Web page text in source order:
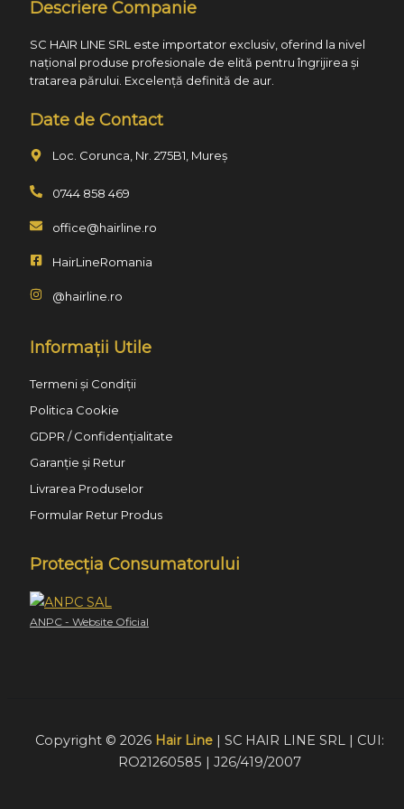
Descriere Companie
SC HAIR LINE SRL este importator exclusiv, oferind la nivel
național produse profesionale de elită pentru îngrijirea și
tratarea părului. Excelență definită de aur.
Date de Contact
Loc. Corunca, Nr. 275B1, Mureș
0744 858 469
office@hairline.ro
HairLineRomania
@hairline.ro
Informații Utile
Termeni și Condiții
Politica Cookie
GDPR / Confidențialitate
Garanție și Retur
Livrarea Produselor
Formular Retur Produs
Protecția Consumatorului
ANPC - Website Oficial
Copyright © 2026 Hair Line| SC HAIR LINE SRL | CUI:
RO21260585 | J26/419/2007